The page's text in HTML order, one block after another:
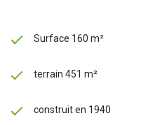
Surface 160 m²
terrain 451 m²
construit en 1940